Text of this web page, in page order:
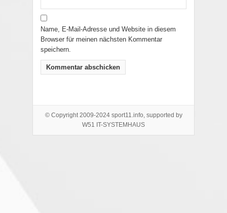
Name, E-Mail-Adresse und Website in diesem
Browser für meinen nächsten Kommentar
speichern.
© Copyright 2009-2024 sport11.info, supported by
W51 IT-SYSTEMHAUS